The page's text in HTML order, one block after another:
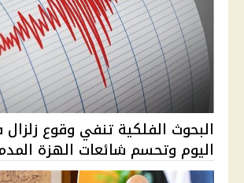
البحوث الفلكية تنفي وقوع
اليوم وتحسم شائعات الهزة